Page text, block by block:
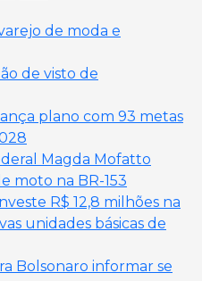
de moda e
de visto de
plano com 93 metas
Magda Mofatto
moto na BR-153
R$ 12,8 milhões na
unidades básicas de
Bolsonaro informar se